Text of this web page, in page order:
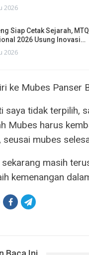
2026
Siap Cetak Sejarah, MTQ
2026 Usung Inovasi…
2026
ke Mubes Panser
saya tidak terpilih,
Mubes harus
mubes
sekarang masih
kemenangan